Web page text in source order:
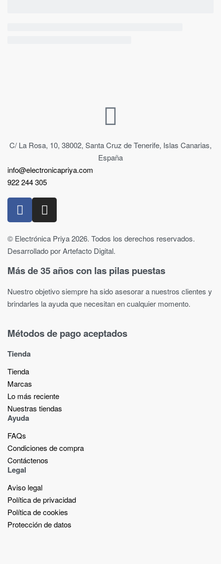
C/ La Rosa, 10, 38002, Santa Cruz de Tenerife, Islas Canarias,
España
info@electronicapriya.com
922 244 305
© Electrónica Priya 2026. Todos los derechos reservados.
Desarrollado por Artefacto Digital.
Más de 35 años con las pilas puestas
Nuestro objetivo siempre ha sido asesorar a nuestros clientes y
brindarles la ayuda que necesitan en cualquier momento.
Métodos de pago aceptados
Tienda
Tienda
Marcas
Lo más reciente​
Nuestras tiendas​
Ayuda
FAQs
Condiciones de compra
Contáctenos
Legal
Aviso legal
Política de privacidad
Política de cookies
Protección de datos